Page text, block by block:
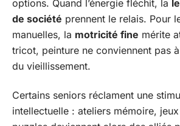
options. Quand l’énergie fléchit, la
de société prennent le relais. Pour
manuelles, la motricité fine mérite
tricot, peinture ne conviennent pas
du vieillissement.
Certains seniors réclament une
intellectuelle : ateliers mémoire,